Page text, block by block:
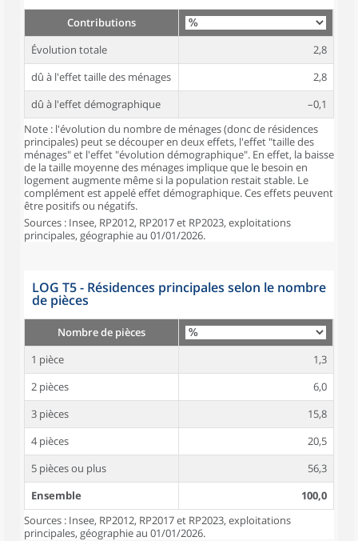
Contributions
Évolution totale
2,8
dû à l'effet taille des ménages
2,8
dû à l'effet démographique
–0,1
Note : l'évolution du nombre de ménages (donc de résidences
principales) peut se découper en deux effets, l'effet "taille des
ménages" et l'effet "évolution démographique". En effet, la baisse
de la taille moyenne des ménages implique que le besoin en
logement augmente même si la population restait stable. Le
complément est appelé effet démographique. Ces effets peuvent
être positifs ou négatifs.
Sources : Insee, RP2012, RP2017 et RP2023, exploitations
principales, géographie au 01/01/2026.
LOG T5 - Résidences principales selon le nombre
de pièces
Nombre de pièces
1 pièce
1,3
2 pièces
6,0
3 pièces
15,8
4 pièces
20,5
5 pièces ou plus
56,3
Ensemble
100,0
Sources : Insee, RP2012, RP2017 et RP2023, exploitations
principales, géographie au 01/01/2026.